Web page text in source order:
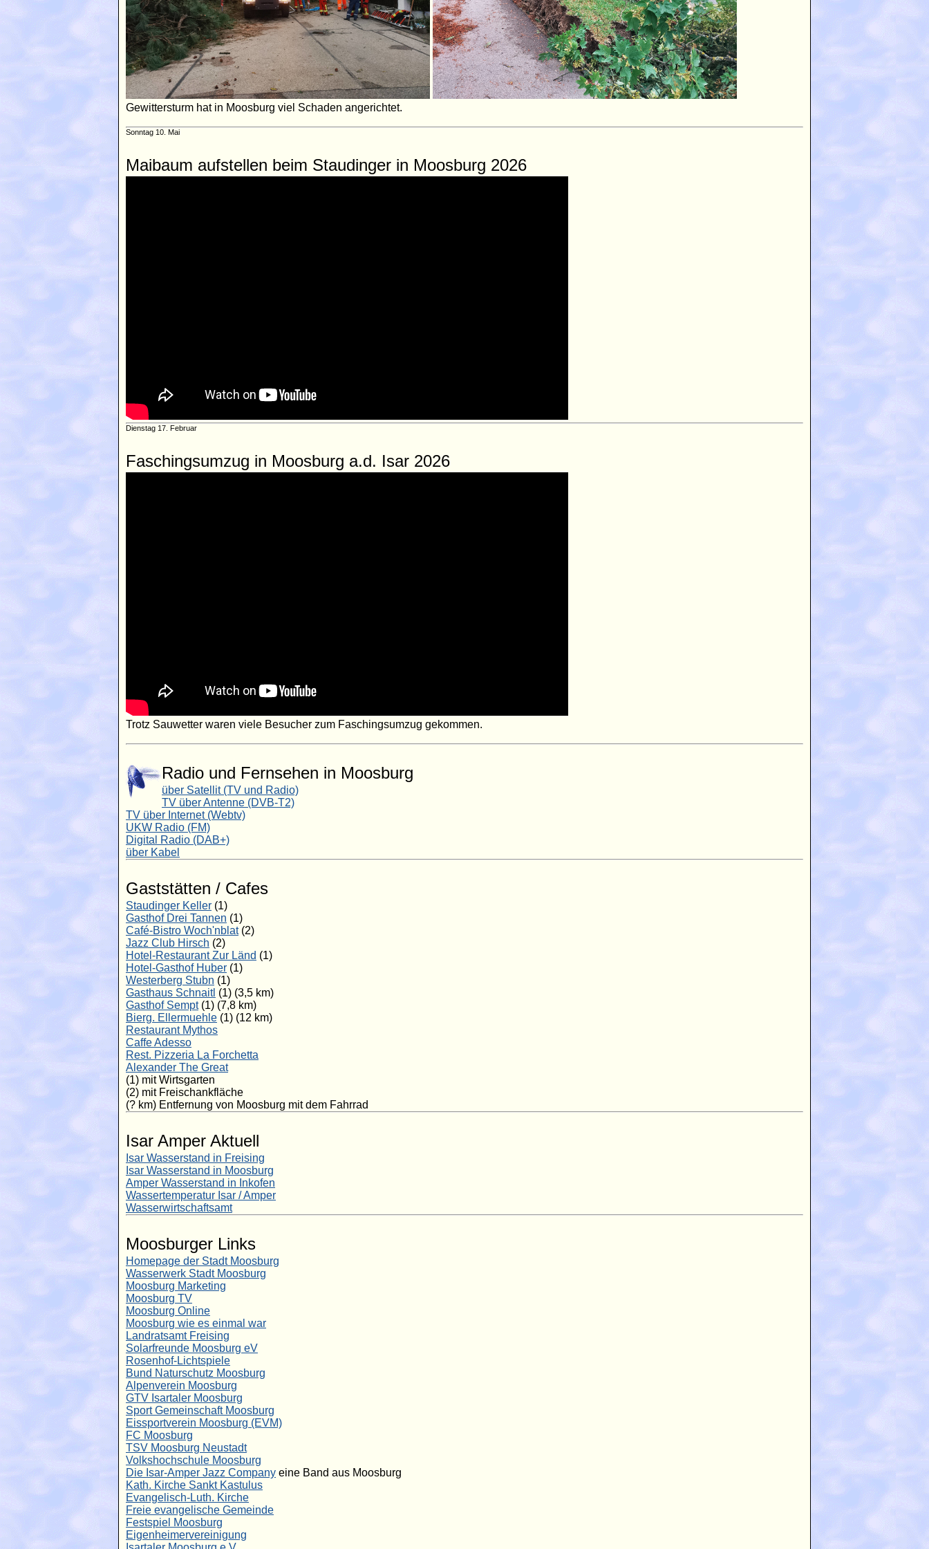
Gewittersturm hat in Moosburg viel Schaden angerichtet.
Sonntag 10. Mai
Maibaum aufstellen beim Staudinger in Moosburg 2026
Dienstag 17. Februar
Faschingsumzug in Moosburg a.d. Isar 2026
Trotz Sauwetter waren viele Besucher zum Faschingsumzug gekommen.
Radio und Fernsehen in Moosburg
über Satellit (TV und Radio)
TV über Antenne (DVB-T2)
TV über Internet (Webtv)
UKW Radio (FM)
Digital Radio (DAB+)
über Kabel
Gaststätten / Cafes
Staudinger Keller (1)
Gasthof Drei Tannen (1)
Café-Bistro Woch'nblat(2)
Jazz Club Hirsch (2)
Hotel-Restaurant Zur Länd (1)
Hotel-Gasthof Huber (1)
Westerberg Stubn (1)
Gasthaus Schnaitl (1) (3,5 km)
Gasthof Sempt(1) (7,8 km)
Bierg. Ellermuehle (1) (12 km)
Restaurant Mythos
Caffe Adesso
Rest. Pizzeria La Forchetta
Alexander The Great
(1) mit Wirtsgarten
(2) mit Freischankfläche
(? km) Entfernung von Moosburg mit dem Fahrrad
Isar Amper Aktuell
Isar Wasserstand in Freising
Isar Wasserstand in Moosburg
Amper Wasserstand in Inkofen
Wassertemperatur Isar / Amper
Wasserwirtschaftsamt
Moosburger Links
Homepage der Stadt Moosburg
Wasserwerk Stadt Moosburg
Moosburg Marketing
Moosburg TV
Moosburg Online
Moosburg wie es einmal war
Landratsamt Freising
Solarfreunde Moosburg eV
Rosenhof-Lichtspiele
Bund Naturschutz Moosburg
Alpenverein Moosburg
GTV Isartaler Moosburg
Sport Gemeinschaft Moosburg
Eissportverein Moosburg (EVM)
FC Moosburg
TSV Moosburg Neustadt
Volkshochschule Moosburg
Die Isar-Amper Jazz Company eine Band aus Moosburg
Kath. Kirche Sankt Kastulus
Evangelisch-Luth. Kirche
Freie evangelische Gemeinde
Festspiel Moosburg
Eigenheimervereinigung